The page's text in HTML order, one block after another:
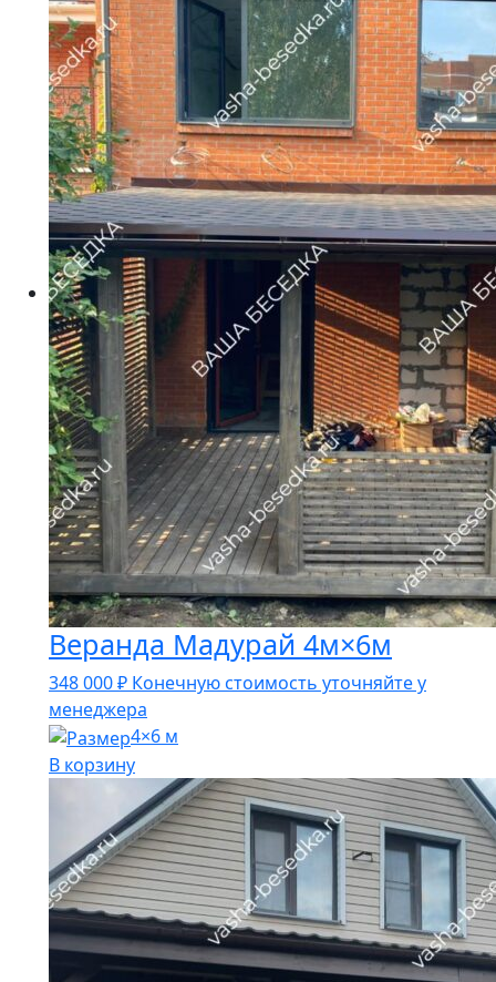
Веранда Мадурай 4м×6м
348 000₽ Конечную стоимость уточняйте у
менеджера
4×6 м
В корзину